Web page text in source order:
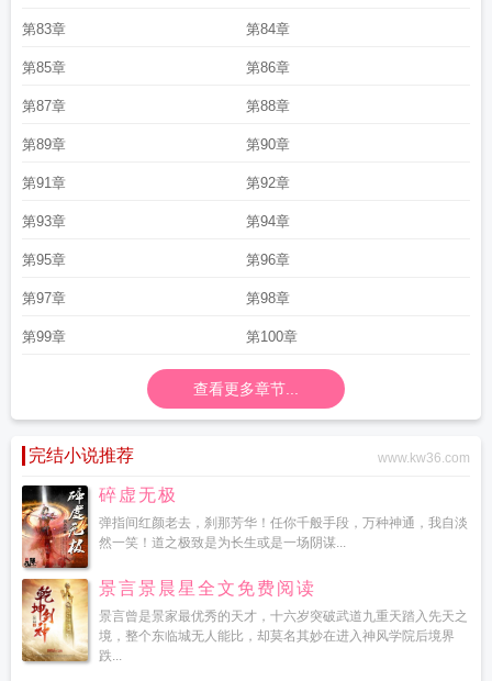
第83章 第84章
第85章 第86章
第87章 第88章
第89章 第90章
第91章 第92章
第93章 第94章
第95章 第96章
第97章 第98章
第99章 第100章
查看更多章节...
完结小说推荐 www.kw36.com
碎虚无极
弹指间红颜老去，刹那芳华！任你千般手段，万种神通，我自淡
然一笑！道之极致是为长生或是一场阴谋...
景言景晨星全文免费阅读
景言曾是景家最优秀的天才，十六岁突破武道九重天踏入先天之
境，整个东临城无人能比，却莫名其妙在进入神风学院后境界
跌...